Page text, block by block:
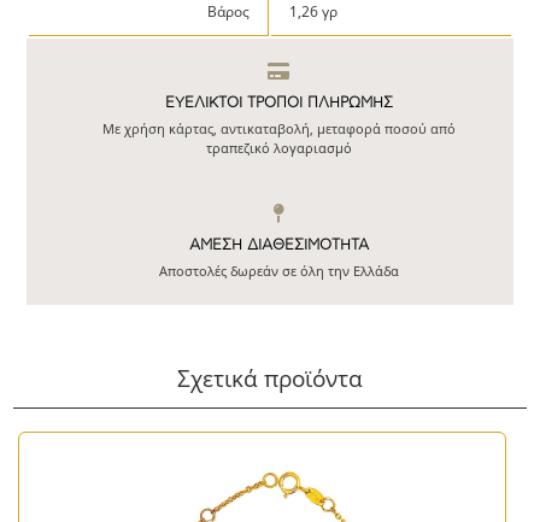
Βάρος 1,26 γρ
ΕΥΕΛΙΚΤΟΙ ΤΡΟΠΟΙ ΠΛΗΡΩΜΗΣ
Με χρήση κάρτας, αντικαταβολή, μεταφορά ποσού από
τραπεζικό λογαριασμό
ΆΜΕΣΗ ΔΙΑΘΕΣΙΜΌΤΗΤΑ
Αποστολές δωρεάν σε όλη την Ελλάδα
Σχετικά προϊόντα